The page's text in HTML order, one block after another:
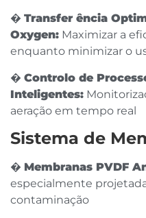
� Transfer ência
Oxygen: Maximizar a
enquanto minimizar o
� Controlo de
Inteligentes:
aeração em tempo real
Sistema de
�️ Membranas PVDF
especialmente
contaminação